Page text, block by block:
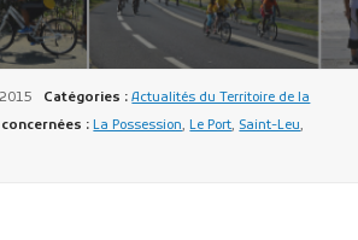
Catégories : Actualités du Territoire de la
: La Possession,Le Port, Saint-Leu,